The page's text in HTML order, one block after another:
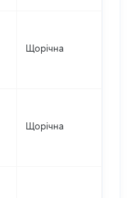
Щорічна
Щорічна